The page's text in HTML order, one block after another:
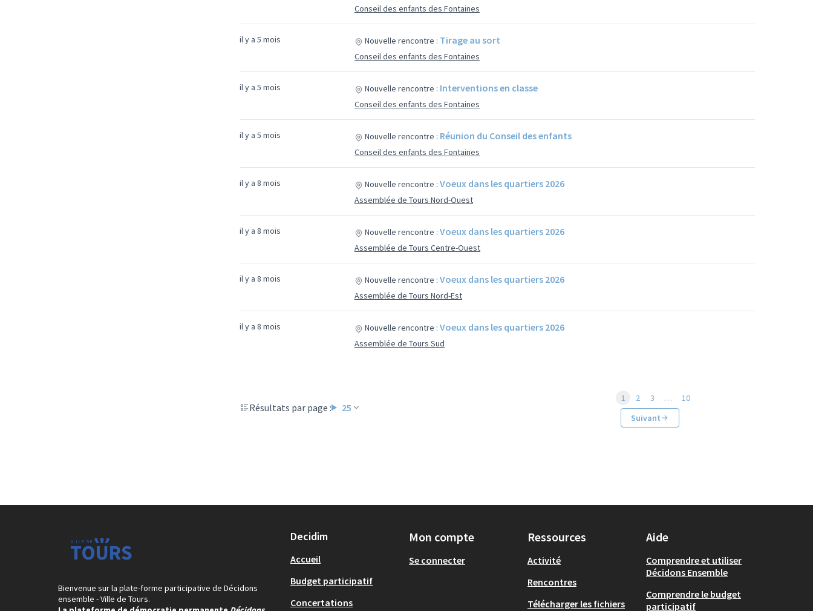
Conseil des enfants des Fontaines
il y a 5 mois Nouvelle rencontre : Tirage au sort
Conseil des enfants des Fontaines
il y a 5 mois Nouvelle rencontre : Interventions en classe
Conseil des enfants des Fontaines
il y a 5 mois Nouvelle rencontre : Réunion du Conseil des enfants
Conseil des enfants des Fontaines
il y a 8 mois Nouvelle rencontre : Voeux dans les quartiers 2026
Assemblée de Tours Nord-Ouest
il y a 8 mois Nouvelle rencontre : Voeux dans les quartiers 2026
Assemblée de Tours Centre-Ouest
il y a 8 mois Nouvelle rencontre : Voeux dans les quartiers 2026
Assemblée de Tours Nord-Est
il y a 8 mois Nouvelle rencontre : Voeux dans les quartiers 2026
Assemblée de Tours Sud
Résultats par page : 25
1 2 3 …
10
Suivant
Bienvenue sur la plate-forme participative de Décidons
ensemble - Ville de Tours.
Decidim
Accueil
Budget participatif
Concertations
Mon compte
Se connecter
Ressources
Activité
Rencontres
Télécharger les fichiers
Aide
Comprendre et utiliser
Décidons Ensemble
Comprendre le budget
participatif